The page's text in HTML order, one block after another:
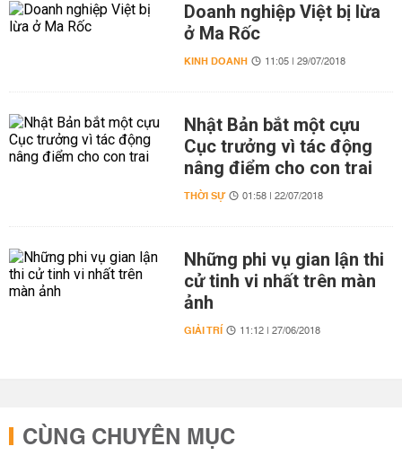
Doanh nghiệp Việt bị lừa
ở Ma Rốc
KINH DOANH 11:05 | 29/07/2018
Nhật Bản bắt một cựu
Cục trưởng vì tác động
nâng điểm cho con trai
THỜI SỰ 01:58 | 22/07/2018
Những phi vụ gian lận thi
cử tinh vi nhất trên màn
ảnh
GIẢI TRÍ 11:12 | 27/06/2018
CÙNG CHUYÊN MỤC